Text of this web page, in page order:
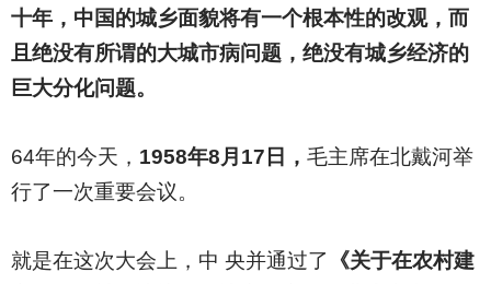
十年，中国的城乡面貌将有一个根本性的改观，而
且绝没有所谓的大城市病问题，绝没有城乡经济的
巨大分化问题。
64年的今天， 1958年8月17日， 毛主席在北戴河举
行了一次重要会议。
就是在这次大会上，中 央并通过了
《关于在农村建